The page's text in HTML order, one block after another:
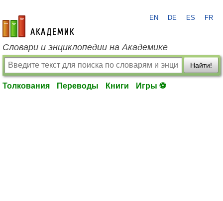
academic.ru
EN DE ES FR
Словари и энциклопедии на Академике
Найти!
Толкования Переводы Книги Игры ⚽